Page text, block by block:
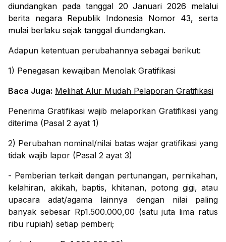
diundangkan pada tanggal 20 Januari 2026 melalui
berita negara Republik Indonesia Nomor 43, serta
mulai berlaku sejak tanggal diundangkan.
Adapun ketentuan perubahannya sebagai berikut:
1) Penegasan kewajiban Menolak Gratifikasi
Baca Juga: Melihat Alur Mudah Pelaporan Gratifikasi
Penerima Gratifikasi wajib melaporkan Gratifikasi yang
diterima (Pasal 2 ayat 1)
2) Perubahan nominal/nilai batas wajar gratifikasi yang
tidak wajib lapor (Pasal 2 ayat 3)
- Pemberian terkait dengan pertunangan, pernikahan,
kelahiran, akikah, baptis, khitanan, potong gigi, atau
upacara adat/agama lainnya dengan nilai paling
banyak sebesar Rp1.500.000,00 (satu juta lima ratus
ribu rupiah) setiap pemberi;